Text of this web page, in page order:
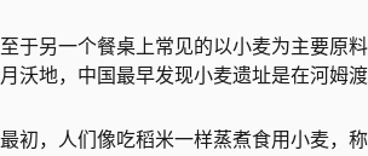
至于另一个餐桌上常见的以小麦为主要原
月沃地，中国最早发现小麦遗址是在河姆
最初，人们像吃稻米一样蒸煮食用小麦，